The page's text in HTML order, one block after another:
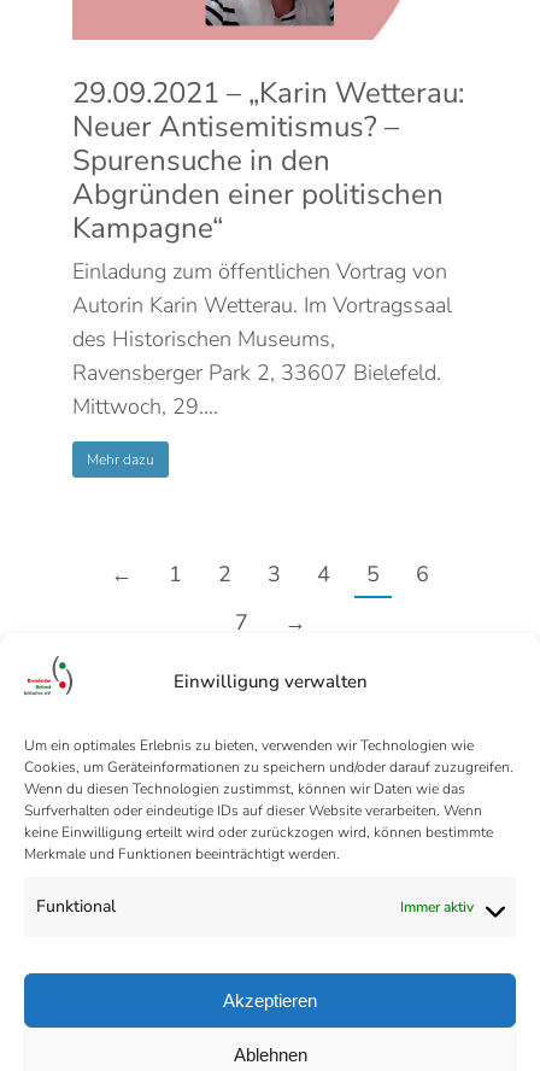
Einwilligung verwalten
Um ein optimales Erlebnis zu bieten, verwenden wir Technologien wie
Cookies, um Geräteinformationen zu speichern und/oder darauf zuzugreifen.
Wenn du diesen Technologien zustimmst, können wir Daten wie das
Surfverhalten oder eindeutige IDs auf dieser Website verarbeiten. Wenn
keine Einwilligung erteilt wird oder zurückzogen wird, können bestimmte
Merkmale und Funktionen beeinträchtigt werden.
Funktional Immer aktiv
Akzeptieren
Ablehnen
29.09.2021 – „Karin Wetterau:
Neuer Antisemitismus? –
Spurensuche in den
Abgründen einer politischen
Kampagne“
Einladung zum öffentlichen Vortrag von
Autorin Karin Wetterau. Im Vortragssaal
des Historischen Museums,
Ravensberger Park 2, 33607 Bielefeld.
Mittwoch, 29.…
Mehr dazu
← 1 2 3 4 5
6
7
→
Datenschutz